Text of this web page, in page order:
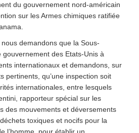
du gouvernement nord-américain
sur les Armes chimiques ratifiée
demandons que la Sous-
des Etats-Unis à
internationaux et demandons, sur
pertinents, qu’une inspection soit
internationales, entre lesquels
rapporteur spécial sur les
des mouvements et déversements
toxiques et nocifs pour la